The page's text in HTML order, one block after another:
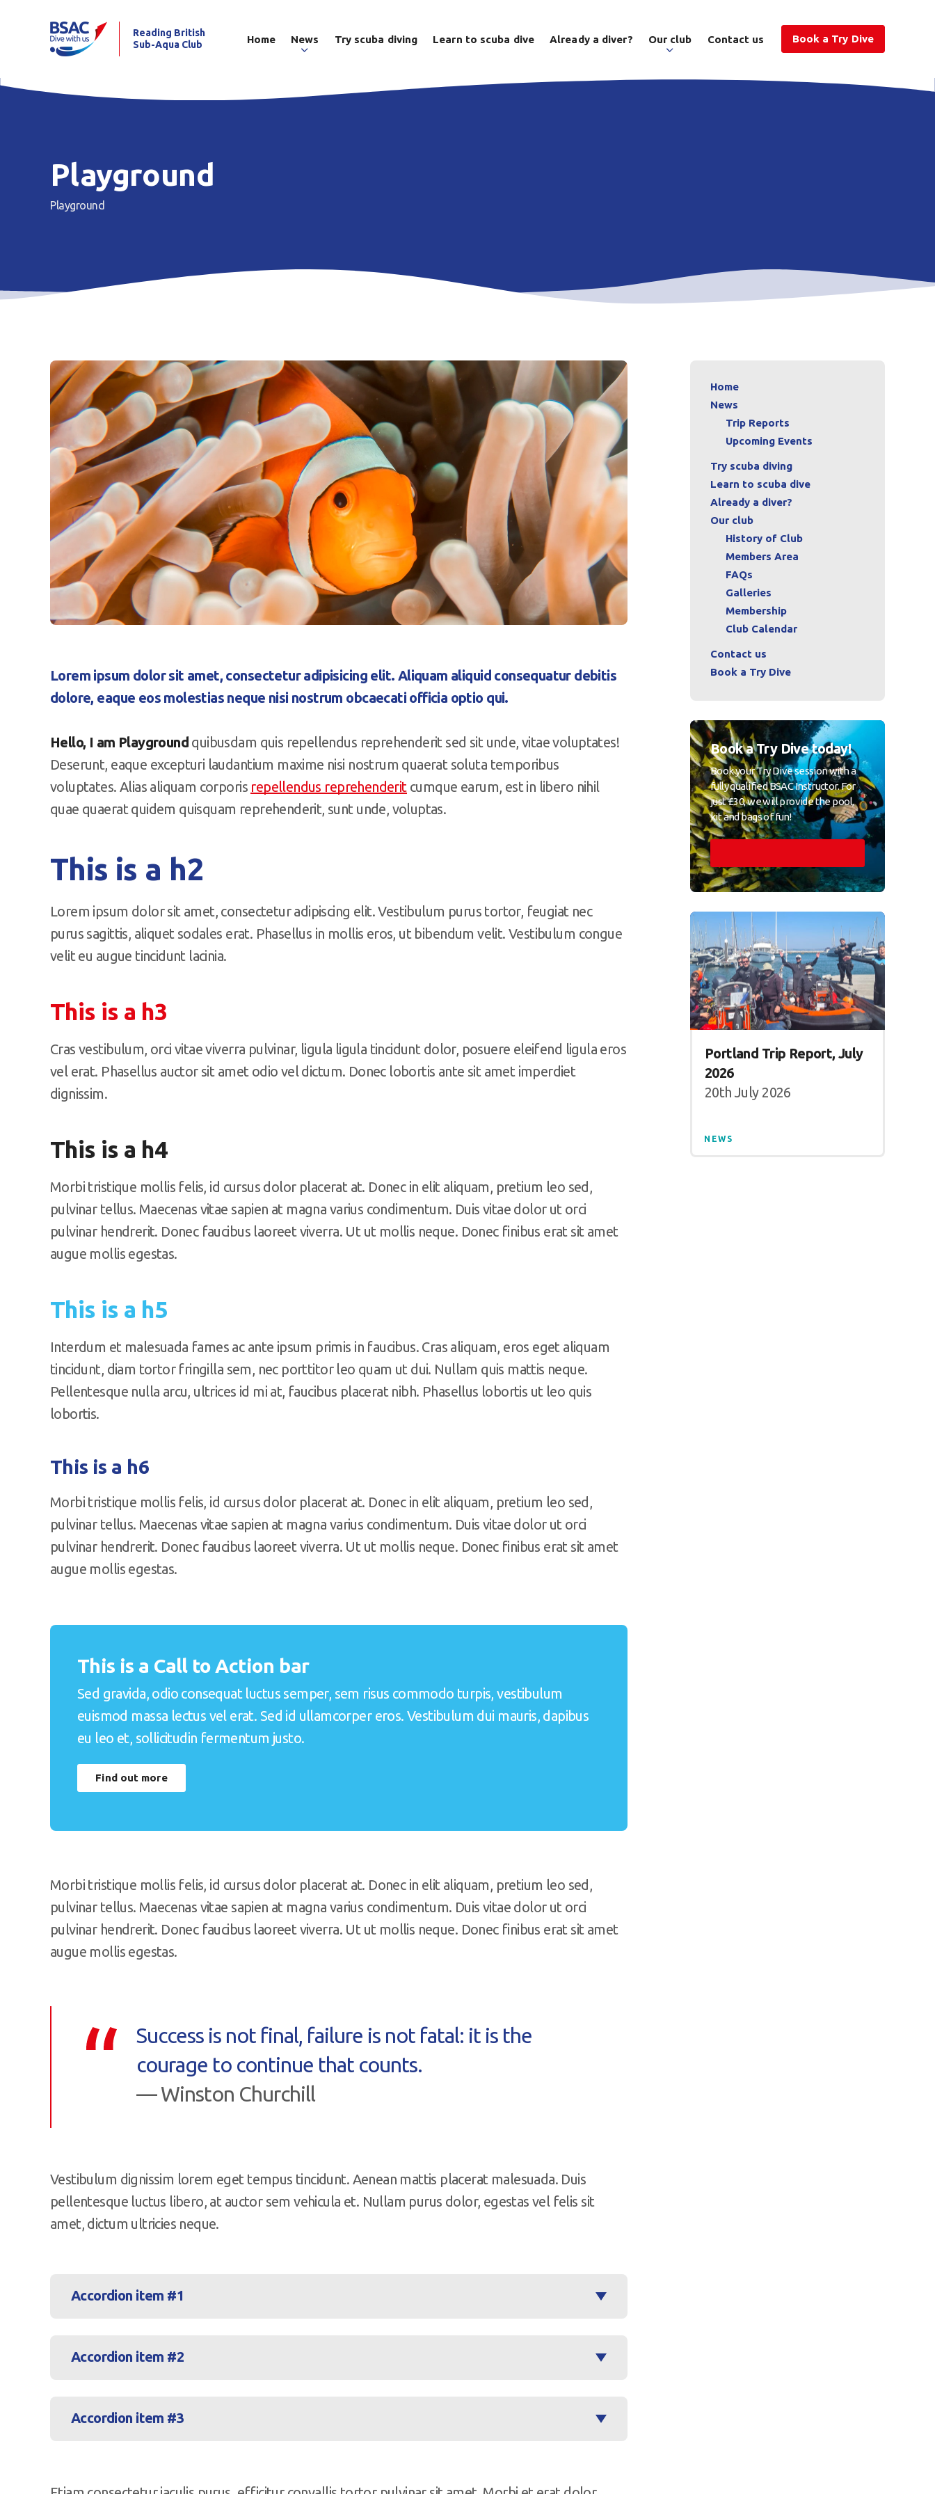
Reading British
Sub-Aqua Club
Home News Try scuba diving Learn to scuba dive Already a diver? Our club Contact us Book a Try Dive
Playground
Playground
Lorem ipsum dolor sit amet, consectetur adipisicing elit. Aliquam aliquid consequatur debitis
dolore, eaque eos molestias neque nisi nostrum obcaecati officia optio qui.
Hello, I am Playground quibusdam quis repellendus reprehenderit sed sit unde, vitae voluptates!
Deserunt, eaque excepturi laudantium maxime nisi nostrum quaerat soluta temporibus
voluptates. Alias aliquam corporis repellendus reprehenderitcumque earum, est in libero nihil
quae quaerat quidem quisquam reprehenderit, sunt unde, voluptas.
This is a h2
Lorem ipsum dolor sit amet, consectetur adipiscing elit. Vestibulum purus tortor, feugiat nec
purus sagittis, aliquet sodales erat. Phasellus in mollis eros, ut bibendum velit. Vestibulum congue
velit eu augue tincidunt lacinia.
This is a h3
Cras vestibulum, orci vitae viverra pulvinar, ligula ligula tincidunt dolor, posuere eleifend ligula eros
vel erat. Phasellus auctor sit amet odio vel dictum. Donec lobortis ante sit amet imperdiet
dignissim.
This is a h4
Morbi tristique mollis felis, id cursus dolor placerat at. Donec in elit aliquam, pretium leo sed,
pulvinar tellus. Maecenas vitae sapien at magna varius condimentum. Duis vitae dolor ut orci
pulvinar hendrerit. Donec faucibus laoreet viverra. Ut ut mollis neque. Donec finibus erat sit amet
augue mollis egestas.
This is a h5
Interdum et malesuada fames ac ante ipsum primis in faucibus. Cras aliquam, eros eget aliquam
tincidunt, diam tortor fringilla sem, nec porttitor leo quam ut dui. Nullam quis mattis neque.
Pellentesque nulla arcu, ultrices id mi at, faucibus placerat nibh. Phasellus lobortis ut leo quis
lobortis.
This is a h6
Morbi tristique mollis felis, id cursus dolor placerat at. Donec in elit aliquam, pretium leo sed,
pulvinar tellus. Maecenas vitae sapien at magna varius condimentum. Duis vitae dolor ut orci
pulvinar hendrerit. Donec faucibus laoreet viverra. Ut ut mollis neque. Donec finibus erat sit amet
augue mollis egestas.
This is a Call to Action bar
Sed gravida, odio consequat luctus semper, sem risus commodo turpis, vestibulum
euismod massa lectus vel erat. Sed id ullamcorper eros. Vestibulum dui mauris, dapibus
eu leo et, sollicitudin fermentum justo.
Find out more
Morbi tristique mollis felis, id cursus dolor placerat at. Donec in elit aliquam, pretium leo sed,
pulvinar tellus. Maecenas vitae sapien at magna varius condimentum. Duis vitae dolor ut orci
pulvinar hendrerit. Donec faucibus laoreet viverra. Ut ut mollis neque. Donec finibus erat sit amet
augue mollis egestas.
Success is not final, failure is not fatal: it is the
courage to continue that counts.
— Winston Churchill
Vestibulum dignissim lorem eget tempus tincidunt. Aenean mattis placerat malesuada. Duis
pellentesque luctus libero, at auctor sem vehicula et. Nullam purus dolor, egestas vel felis sit
amet, dictum ultricies neque.
Accordion item #1
Accordion item #2
Accordion item #3
Home
News
Trip Reports
Upcoming Events
Try scuba diving
Learn to scuba dive
Already a diver?
Our club
History of Club
Members Area
FAQs
Galleries
Membership
Club Calendar
Contact us
Book a Try Dive
Book a Try Dive today!
Book your Try Dive session with a
fully qualified BSAC Instructor. For
just £30, we will provide the pool,
kit and bags of fun!
Portland Trip Report, July
2026
20th July 2026
NEWS